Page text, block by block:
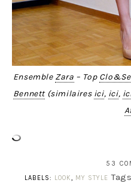
Ensemble Zara – Top
Bennett(similaires ici, ici,
53
LABELS:
LOOK, MY STYLE